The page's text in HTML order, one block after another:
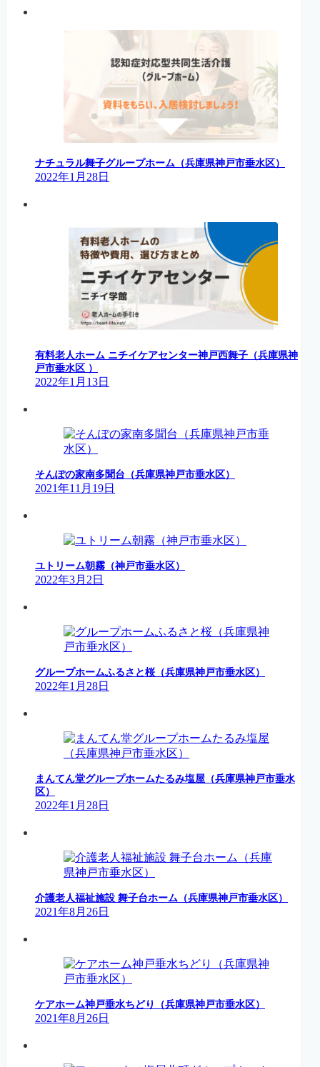
ナチュラル舞子グループホーム（兵庫県神戸市垂水区）
2022年1月28日
有料老人ホーム ニチイケアセンター神戸西舞子（兵庫県神
戸市垂水区 ）
2022年1月13日
そんぽの家南多聞台（兵庫県神戸市垂水区）
2021年11月19日
ユトリーム朝霧（神戸市垂水区）
2022年3月2日
グループホームふるさと桜（兵庫県神戸市垂水区）
2022年1月28日
まんてん堂グループホームたるみ塩屋（兵庫県神戸市垂水
区）
2022年1月28日
介護老人福祉施設 舞子台ホーム（兵庫県神戸市垂水区）
2021年8月26日
ケアホーム神戸垂水ちどり（兵庫県神戸市垂水区）
2021年8月26日